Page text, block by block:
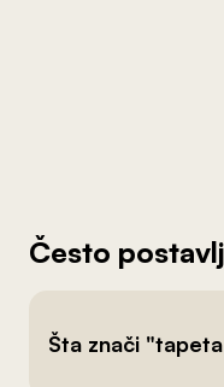
Često
Šta znači